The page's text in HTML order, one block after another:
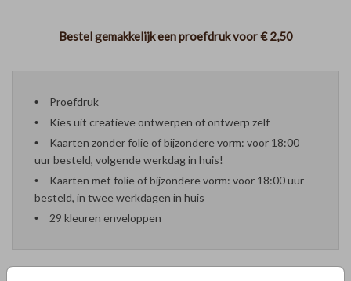
Bestel gemakkelijk een proefdruk voor€ 2,50
Proefdruk
Kies uit creatieve ontwerpen of ontwerp zelf
Kaarten zonder folie of bijzondere vorm: voor 18:00
uur besteld, volgende werkdag in huis!
Kaarten met folie of bijzondere vorm: voor 18:00 uur
besteld, in twee werkdagen in huis
29 kleuren enveloppen